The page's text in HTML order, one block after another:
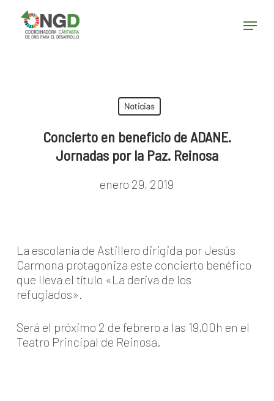
main
Menu
Noticias
Concierto en beneficio de ADANE.
Jornadas por la Paz. Reinosa
enero 29, 2019
La escolanía de Astillero dirigida por Jesús
Carmona protagoniza este concierto benéfico
que lleva el título «La deriva de los
refugiados».
Será el próximo 2 de febrero a las 19,00h en el
Teatro Principal de Reinosa.